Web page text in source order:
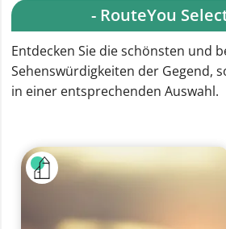
- RouteYou
Entdecken Sie die schönsten und
Sehenswürdigkeiten der Gegend,
in einer entsprechenden Auswahl.